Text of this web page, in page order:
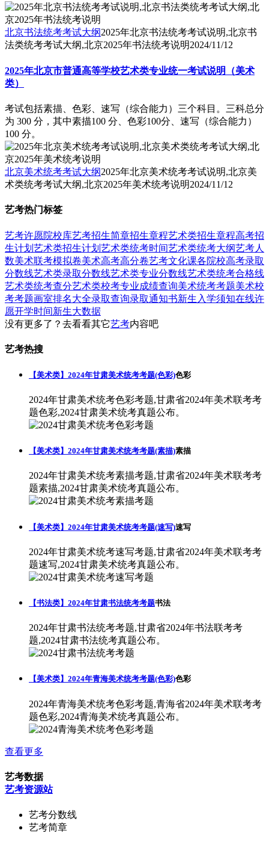
北京书法统考考试大纲2025年北京书法统考考试说明,北京书
法类统考考试大纲,北京2025年书法统考说明2024/11/12
2025年北京市普通高等学校艺术类专业统一考试说明（美术
类）
考试包括素描、色彩、速写（综合能力）三个科目。三科总分
为 300 分，其中素描100 分、色彩100分、速写（综合能力）
100 分。
北京美术统考考试大纲2025年北京美术统考考试说明,北京美
术类统考考试大纲,北京2025年美术统考说明2024/11/12
艺考热门标签
艺考许愿院校库艺考招生简章招生章程艺术类招生章程高考招
生计划 艺术类招生计划 艺术类统考时间艺术类统考大纲艺考人
数美术联考模拟卷美术高考高分卷艺考文化课各院校高考录取
分数线艺术类录取分数线艺术类专业分数线艺术类统考合格线
艺术类统考查分艺术类校考专业成绩查询美术统考考题美术校
考考题画室排名大全录取查询录取通知书新生入学须知在线许
愿开学时间新生大数据
没有更多了？去看看其它艺考内容吧
艺考热搜
【美术类】2024年甘肃美术统考考题(色彩)色彩
2024年甘肃美术统考色彩考题,甘肃省2024年美术联考考
题色彩,2024甘肃美术统考真题公布。
【美术类】2024年甘肃美术统考考题(素描)素描
2024年甘肃美术统考素描考题,甘肃省2024年美术联考考
题素描,2024甘肃美术统考真题公布。
【美术类】2024年甘肃美术统考考题(速写)速写
2024年甘肃美术统考速写考题,甘肃省2024年美术联考考
题速写,2024甘肃美术统考真题公布。
【书法类】2024年甘肃书法统考考题书法
2024年甘肃书法统考考题,甘肃省2024年书法联考考
题,2024甘肃书法统考真题公布。
【美术类】2024年青海美术统考考题(色彩)色彩
2024年青海美术统考色彩考题,青海省2024年美术联考考
题色彩,2024青海美术统考真题公布。
查看更多
艺考数据
艺考资源站
艺考分数线
艺考简章